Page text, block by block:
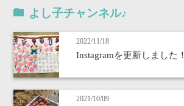
よし子チャンネル♪
2022/11/18
Instagramを更新しました！
2021/10/09